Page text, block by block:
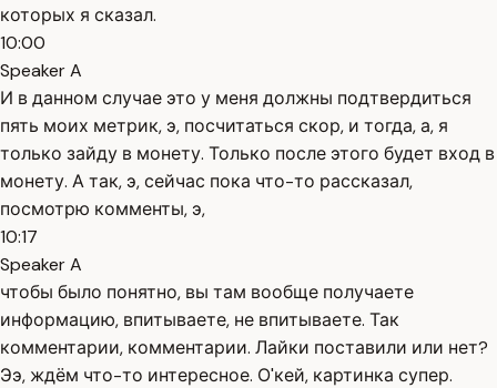
которых я сказал.
10:00
Speaker A
И в данном случае это у меня должны подтвердиться
пять моих метрик, э, посчитаться скор, и тогда, а, я
только зайду в монету. Только после этого будет вход в
монету. А так, э, сейчас пока что-то рассказал,
посмотрю комменты, э,
10:17
Speaker A
чтобы было понятно, вы там вообще получаете
информацию, впитываете, не впитываете. Так
комментарии, комментарии. Лайки поставили или нет?
Ээ, ждём что-то интересное. О'кей, картинка супер.